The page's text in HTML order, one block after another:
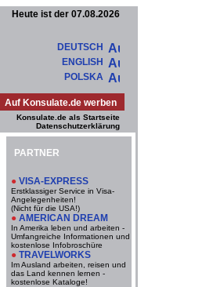
Heute ist der 07.08.2026
DEUTSCH
ENGLISH
POLSKA
Auf Konsulate.de werben
Konsulate.de als Startseite
Datenschutzerklärung
PARTNER
●VISA-EXPRESS
Erstklassiger Service in Visa-
Angelegenheiten!
(Nicht für die USA!)
●AMERICAN DREAM
In Amerika leben und arbeiten -
Umfangreiche Informationen und
kostenlose Infobroschüre
●TRAVELWORKS
Im Ausland arbeiten, reisen und
das Land kennen lernen -
kostenlose Kataloge!